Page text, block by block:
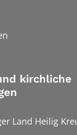
kirchliche
Land Heilig